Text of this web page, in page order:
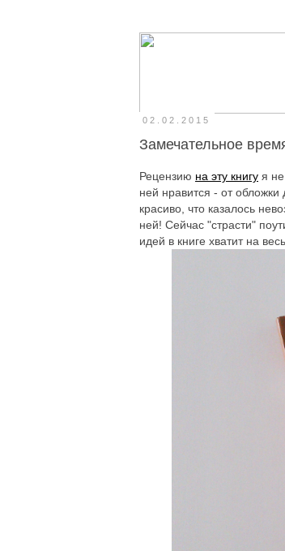
02.02.2015
Замечательное
Рецензию на эту книгу я
ней нравится - от
красиво, что казалось
ней! Сейчас "страсти"
идей в книге хватит на